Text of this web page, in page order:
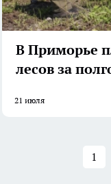
В Приморье
лесов за
21 июля
1